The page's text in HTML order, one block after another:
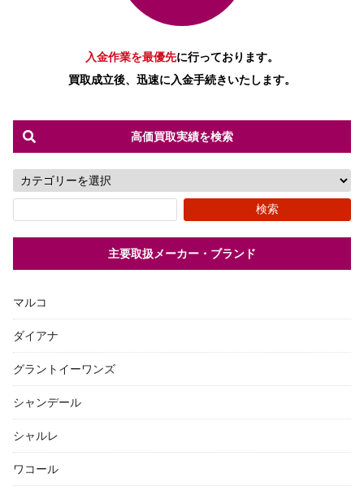
入金作業を最優先に行っております。
買取成立後、迅速に入金手続きいたします。
高価買取実績を検索
主要取扱メーカー・ブランド
マルコ
ダイアナ
グラントイーワンズ
シャンデール
シャルレ
ワコール